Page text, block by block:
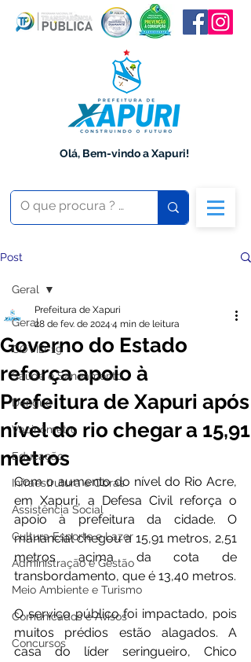
Olá, Bem-vindo a Xapuri!
Post
Geral
COVID-19
Saúde e Saneamento
Dengue
Vacinômetro
Educação
Infraestrutura e Obras
Assistência Social
Cultura Esporte e Lazer
Administração e Gestão
Meio Ambiente e Turismo
Comunicados e Avisos
Concursos
Geral
Governo do Estado
reforça apoio à
Prefeitura de Xapuri após
nível do rio chegar a 15,91
metros
Prefeitura de Xapuri
28 de fev. de 2024 4 min de leitura
Com o aumento do nível do Rio Acre,
em Xapuri, a Defesa Civil reforça o
apoio à prefeitura da cidade. O
manancial chegou a 15,91 metros, 2,51
metros acima da cota de
transbordamento, que é 13,40 metros.
O serviço público foi impactado, pois
muitos prédios estão alagados. A
casa do líder seringueiro, Chico